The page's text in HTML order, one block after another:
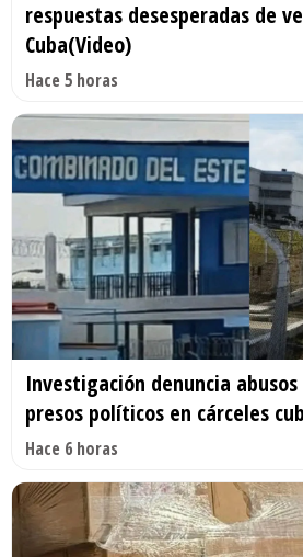
respuestas desesperadas de
Cuba(Video)
Hace 5 horas
Investigación denuncia
presos políticos en cárceles
Hace 6 horas